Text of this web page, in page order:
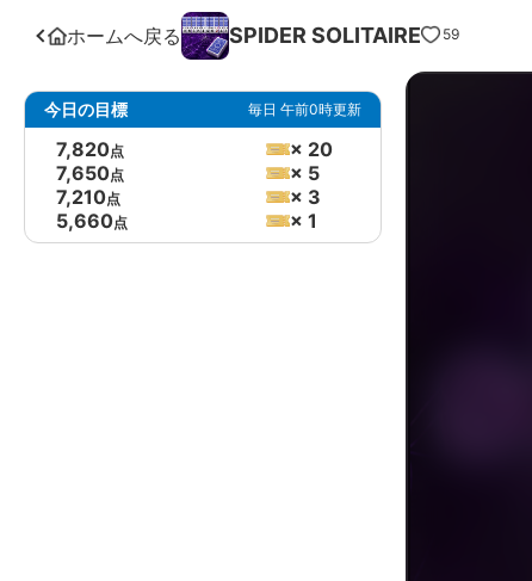
ホームへ戻る SPIDER SOLITAIRE 59
今日の目標 毎日 午前0時更新
7,820点
× 20
7,650点
× 5
7,210点
× 3
5,660点 × 1